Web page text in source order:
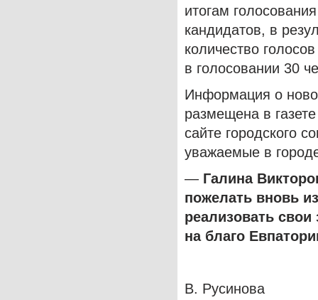
итогам
кандидатов, в
количество
в голосовании 30
Информация о
размещена в
сайте городского
уважаемые в
— Галина
пожелать вновь
реализовать
на благо
В. Русинова